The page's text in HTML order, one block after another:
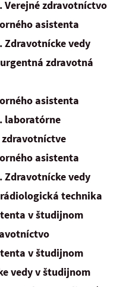
Verejné zdravotníctvo
asistenta
Zdravotnícke vedy
zdravotná
asistenta
laboratórne
asistenta
Zdravotnícke vedy
technika
v študijnom
v študijnom
vedy v študijnom